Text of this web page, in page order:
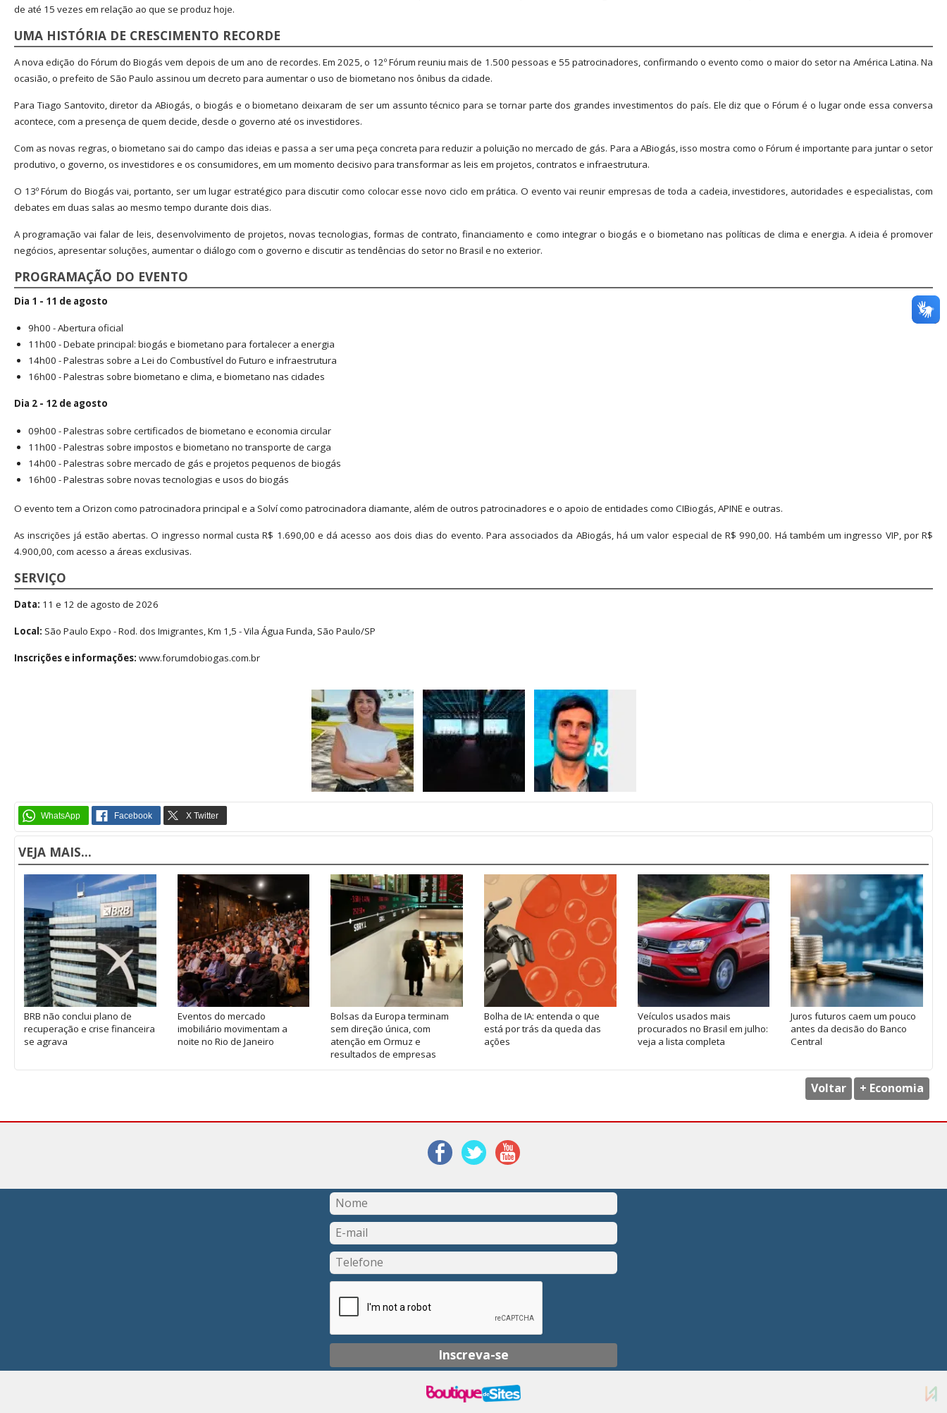
de até 15 vezes em relação ao que se produz hoje.
UMA HISTÓRIA DE CRESCIMENTO RECORDE
A nova edição do Fórum do Biogás vem depois de um ano de recordes. Em 2025, o 12º Fórum reuniu mais de 1.500 pessoas e 55 patrocinadores, confirmando o evento como o maior do setor na América Latina. Na
ocasião, o prefeito de São Paulo assinou um decreto para aumentar o uso de biometano nos ônibus da cidade.
Para Tiago Santovito, diretor da ABiogás, o biogás e o biometano deixaram de ser um assunto técnico para se tornar parte dos grandes investimentos do país. Ele diz que o Fórum é o lugar onde essa conversa
acontece, com a presença de quem decide, desde o governo até os investidores.
Com as novas regras, o biometano sai do campo das ideias e passa a ser uma peça concreta para reduzir a poluição no mercado de gás. Para a ABiogás, isso mostra como o Fórum é importante para juntar o setor
produtivo, o governo, os investidores e os consumidores, em um momento decisivo para transformar as leis em projetos, contratos e infraestrutura.
O 13º Fórum do Biogás vai, portanto, ser um lugar estratégico para discutir como colocar esse novo ciclo em prática. O evento vai reunir empresas de toda a cadeia, investidores, autoridades e especialistas, com
debates em duas salas ao mesmo tempo durante dois dias.
A programação vai falar de leis, desenvolvimento de projetos, novas tecnologias, formas de contrato, financiamento e como integrar o biogás e o biometano nas políticas de clima e energia. A ideia é promover
negócios, apresentar soluções, aumentar o diálogo com o governo e discutir as tendências do setor no Brasil e no exterior.
PROGRAMAÇÃO DO EVENTO
Dia 1 - 11 de agosto
9h00 - Abertura oficial
11h00 - Debate principal: biogás e biometano para fortalecer a energia
14h00 - Palestras sobre a Lei do Combustível do Futuro e infraestrutura
16h00 - Palestras sobre biometano e clima, e biometano nas cidades
Dia 2 - 12 de agosto
09h00 - Palestras sobre certificados de biometano e economia circular
11h00 - Palestras sobre impostos e biometano no transporte de carga
14h00 - Palestras sobre mercado de gás e projetos pequenos de biogás
16h00 - Palestras sobre novas tecnologias e usos do biogás
O evento tem a Orizon como patrocinadora principal e a Solví como patrocinadora diamante, além de outros patrocinadores e o apoio de entidades como CIBiogás, APINE e outras.
As inscrições já estão abertas. O ingresso normal custa R$ 1.690,00 e dá acesso aos dois dias do evento. Para associados da ABiogás, há um valor especial de R$ 990,00. Há também um ingresso VIP, por R$
4.900,00, com acesso a áreas exclusivas.
SERVIÇO
Data: 11 e 12 de agosto de 2026
Local: São Paulo Expo - Rod. dos Imigrantes, Km 1,5 - Vila Água Funda, São Paulo/SP
Inscrições e informações: www.forumdobiogas.com.br
VEJA MAIS...
BRB não conclui plano de
recuperação e crise financeira
se agrava
Eventos do mercado
imobiliário movimentam a
noite no Rio de Janeiro
Bolsas da Europa terminam
sem direção única, com
atenção em Ormuz e
resultados de empresas
Bolha de IA: entenda o que
está por trás da queda das
ações
Veículos usados mais
procurados no Brasil em julho:
veja a lista completa
Juros futuros caem um pouco
antes da decisão do Banco
Central
Voltar + Economia
Inscreva-se